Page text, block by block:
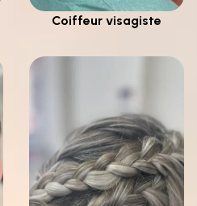
Coiffeur visagiste